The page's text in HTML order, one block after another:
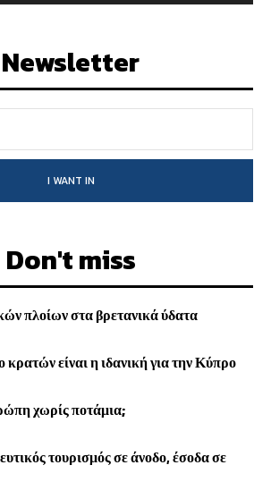
Newsletter
I WANT IN
Don't miss
πλοίων στα βρετανικά ύδατα
είναι η ιδανική για την Κύπρο
χωρίς ποτάμια;
τουρισμός σε άνοδο, έσοδα σε